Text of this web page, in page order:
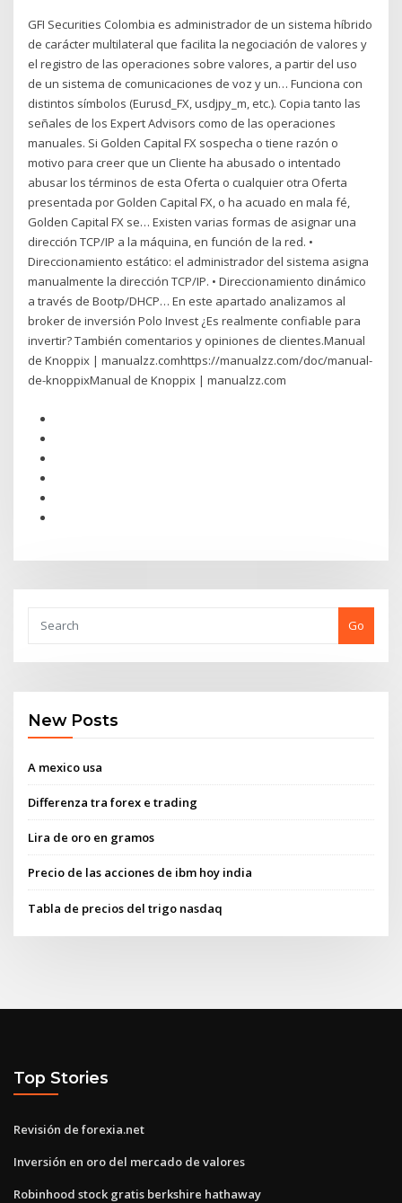
GFI Securities Colombia es administrador de un sistema híbrido
de carácter multilateral que facilita la negociación de valores y
el registro de las operaciones sobre valores, a partir del uso
de un sistema de comunicaciones de voz y un… Funciona con
distintos símbolos (Eurusd_FX, usdjpy_m, etc.). Copia tanto las
señales de los Expert Advisors como de las operaciones
manuales. Si Golden Capital FX sospecha o tiene razón o
motivo para creer que un Cliente ha abusado o intentado
abusar los términos de esta Oferta o cualquier otra Oferta
presentada por Golden Capital FX, o ha acuado en mala fé,
Golden Capital FX se… Existen varias formas de asignar una
dirección TCP/IP a la máquina, en función de la red. •
Direccionamiento estático: el administrador del sistema asigna
manualmente la dirección TCP/IP. • Direccionamiento dinámico
a través de Bootp/DHCP… En este apartado analizamos al
broker de inversión Polo Invest ¿Es realmente confiable para
invertir? También comentarios y opiniones de clientes.Manual
de Knoppix | manualzz.comhttps://manualzz.com/doc/manual-
de-knoppixManual de Knoppix | manualzz.com
Go
New Posts
A mexico usa
Differenza tra forex e trading
Lira de oro en gramos
Precio de las acciones de ibm hoy india
Tabla de precios del trigo nasdaq
Top Stories
Revisión de forexia.net
Inversión en oro del mercado de valores
Robinhood stock gratis berkshire hathaway